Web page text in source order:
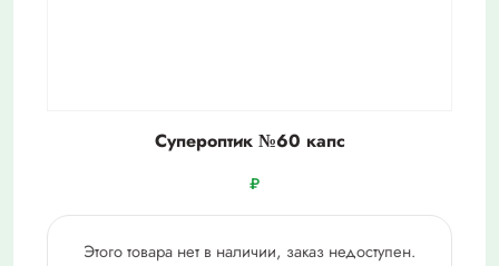
Супероптик №60 капс
₽
Этого товара нет в наличии, заказ недоступен.